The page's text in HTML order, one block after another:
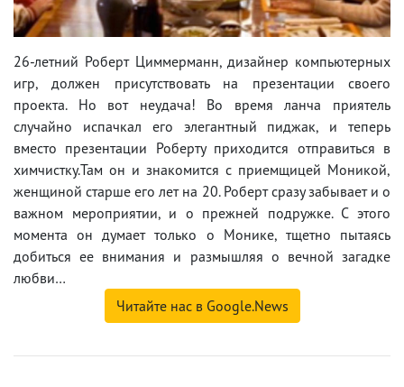
26-летний Роберт Циммерманн, дизайнер компьютерных
игр, должен присутствовать на презентации своего
проекта. Но вот неудача! Во время ланча приятель
случайно испачкал его элегантный пиджак, и теперь
вместо презентации Роберту приходится отправиться в
химчистку.Там он и знакомится с приемщицей Моникой,
женщиной старше его лет на 20. Роберт сразу забывает и о
важном мероприятии, и о прежней подружке. С этого
момента он думает только о Монике, тщетно пытаясь
добиться ее внимания и размышляя о вечной загадке
любви…
Читайте нас в Google.News